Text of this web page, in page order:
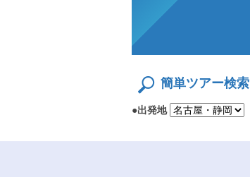
簡単ツアー検索
●出発地